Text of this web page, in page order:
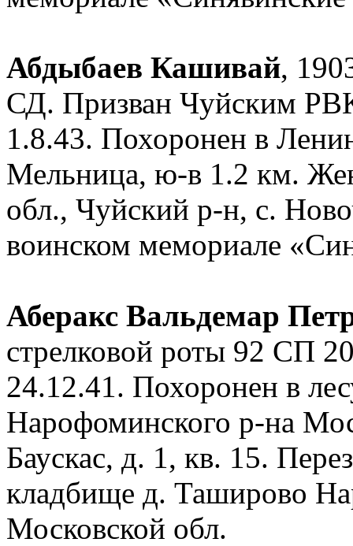
Абдыбаев Кашивай,
СД. Призван Чуйским
1.8.43. Похоронен в
Мельница, ю-в 1.2 км.
обл., Чуйский р-н, с.
воинском мемориале
Аберакс Вальдемар
стрелковой роты 92 СП
24.12.41. Похоронен в
Нарофоминского р-на
Баускас, д. 1, кв. 15.
кладбище д. Таширово
Московской обл.